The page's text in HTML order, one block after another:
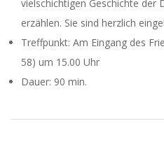
vielschichtigen Geschichte der
erzählen. Sie sind herzlich
Treffpunkt: Am Eingang des
58) um 15.00 Uhr
Dauer: 90 min.